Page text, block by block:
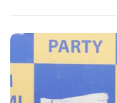
करवाईं और अब वह कुत्ते
करता है.